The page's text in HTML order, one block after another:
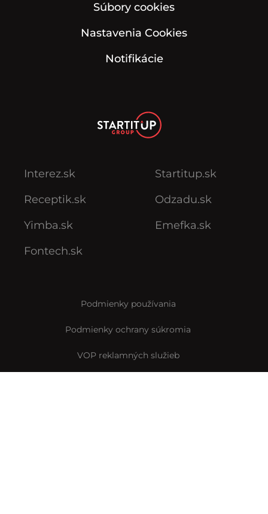
Súbory cookies
Nastavenia Cookies
Notifikácie
Interez.sk
Receptik.sk
Yimba.sk
Fontech.sk
Startitup.sk
Odzadu.sk
Emefka.sk
Podmienky používania
Podmienky ochrany súkromia
VOP reklamných služieb